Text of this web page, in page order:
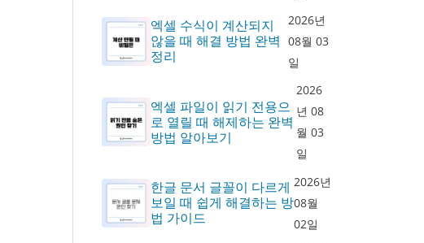
엑셀 수식이 계산되지
않을 때 해결 방법 완벽
정리
2026년
08월 03
일
엑셀 파일이 읽기 전용으
로 열릴 때 해제하는 완벽
방법 알아보기
2026
년 08
월 03
일
한글 문서 글꼴이 다르게
보일 때 쉽게 해결하는 방
법 가이드
2026년
08월
02일